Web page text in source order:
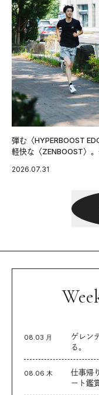
弾む〈HYPERBOOST
軽快な〈ZENBOOST〉
出した新機軸。
2026.07.31
08.03 月
ゲレン
る。
08.06 木
仕事帰
ート鑑